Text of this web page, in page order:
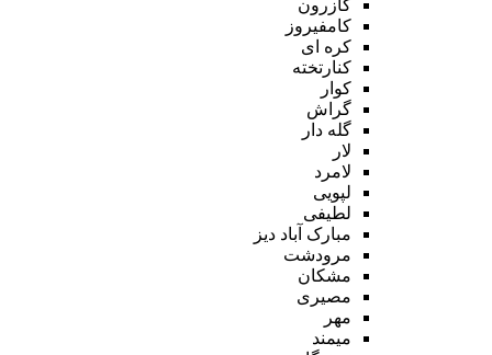
کازرون
کامفیروز
کره ای
کنارتخته
کوار
گراش
گله دار
لار
لامرد
لپویی
لطیفی
مبارک آباد دیز
مرودشت
مشکان
مصیری
مهر
میمند